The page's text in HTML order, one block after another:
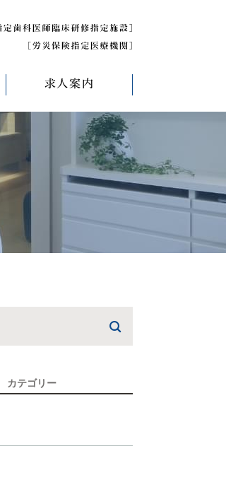
求人案内
求人募集について
研修医募集
カテゴリー